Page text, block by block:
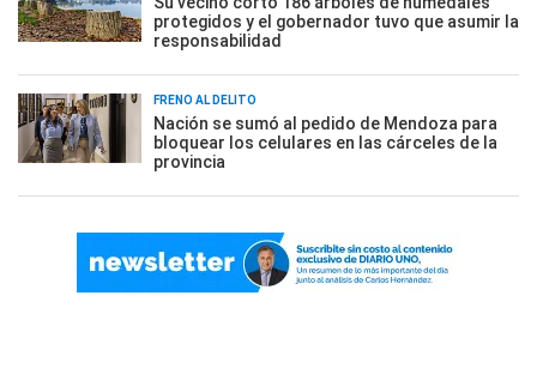
protegidos y el gobernador tuvo que asumir la
responsabilidad
FRENO AL DELITO
Nación se sumó al pedido de Mendoza para
bloquear los celulares en las cárceles de la
provincia